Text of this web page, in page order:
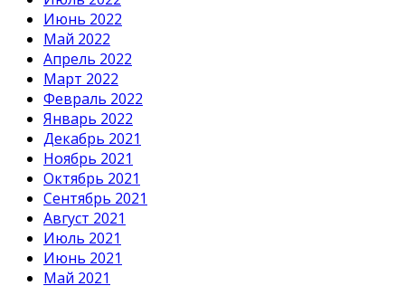
Июнь 2022
Май 2022
Апрель 2022
Март 2022
Февраль 2022
Январь 2022
Декабрь 2021
Ноябрь 2021
Октябрь 2021
Сентябрь 2021
Август 2021
Июль 2021
Июнь 2021
Май 2021